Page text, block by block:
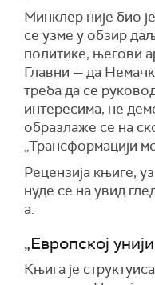
Минклер није био
се узме у обзир
политике, његови
Главни — да
треба да се
интересима, не
образлаже се на
„Трансформацији
Рецензија књиге,
нуде се на увид
а.
„Европској
Књига је